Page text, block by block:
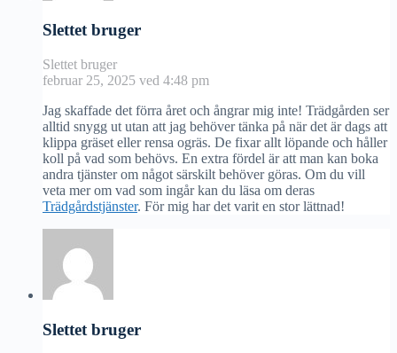
Slettet bruger
Slettet bruger
februar 25, 2025 ved 4:48 pm
Jag skaffade det förra året och ångrar mig inte! Trädgården ser
alltid snygg ut utan att jag behöver tänka på när det är dags att
klippa gräset eller rensa ogräs. De fixar allt löpande och håller
koll på vad som behövs. En extra fördel är att man kan boka
andra tjänster om något särskilt behöver göras. Om du vill
veta mer om vad som ingår kan du läsa om deras
Trädgårdstjänster. För mig har det varit en stor lättnad!
Slettet bruger